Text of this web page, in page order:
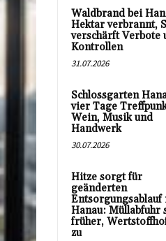
Waldbrand bei
Hektar verbrannt,
verschärft Verbote
Kontrollen
31.07.2026
Schlossgarten
vier Tage
Wein, Musik und
Handwerk
30.07.2026
Hitze sorgt für
geänderten
Entsorgungsablauf
Hanau: Müllabfuhr
früher,
zu